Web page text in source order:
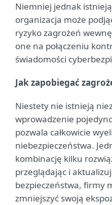
Niemniej jednak
organizacja może
ryzyko zagrożeń
one na połączeniu
świadomości
Jak zapobiegać
Niestety nie istnieją
wprowadzenie
pozwala całkowicie
niebezpieczeństwa.
kombinację kilku
przeglądając i
bezpieczeństwa, firmy
zmniejszyć swoją